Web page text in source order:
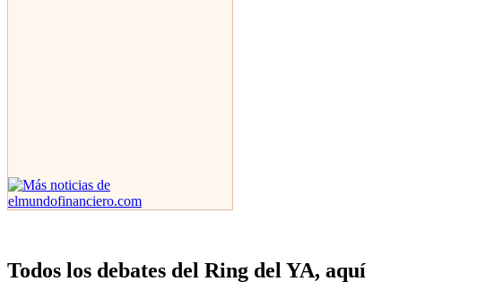
Todos los debates del Ring del YA, aquí